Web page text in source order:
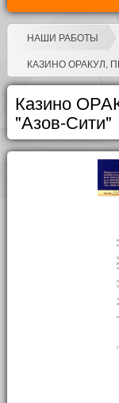
НАШИ РАБОТЫ
КАЗИНО ОРАКУЛ,
Казино
"Азов-Сити"